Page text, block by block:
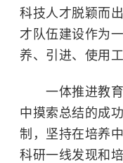
科技人才脱颖而
才队伍建设作为
养、引进、使用工
一体推进教育
中摸索总结的成
制，坚持在培养
科研一线发现和